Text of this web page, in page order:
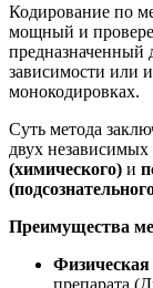
Кодирование по
мощный и
предназначенный
зависимости или
монокодировках.
Суть метода
двух независимых
(химического) и
Преимущества
препарата